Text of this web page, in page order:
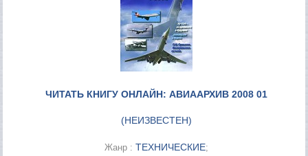
ЧИТАТЬ КНИГУ ОНЛАЙН: АВИААРХИВ 2008 01
(НЕИЗВЕСТЕН)
Жанр : ТЕХНИЧЕСКИЕ;